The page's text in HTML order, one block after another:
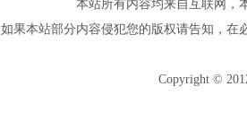
本站所有内容均来自互联网，
如果本站部分内容侵犯您的版权请告知，在
Copyright ©